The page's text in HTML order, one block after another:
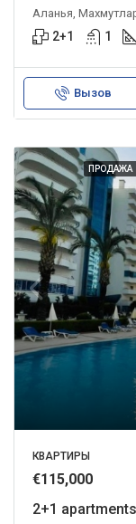
Аланья,
2+1 1
Вызов
ПРОДАЖА
КВАРТИРЫ
€115,000